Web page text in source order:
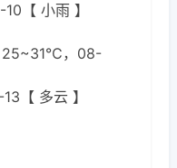
【 小雨 】
25~31℃，08-
【 多云 】